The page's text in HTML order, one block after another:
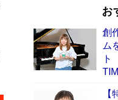
「『火垂るの
は描きたくない
たこと（後編
「叱って伸びるや
俳優・高嶋政伸
ツ”…芸への考え
お
創
ム